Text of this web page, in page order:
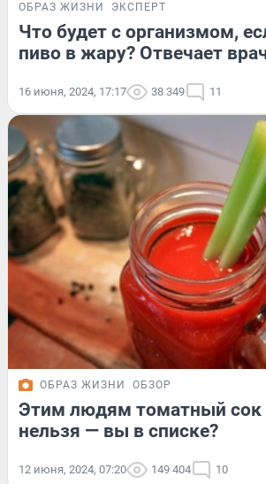
ОБРАЗ ЖИЗНИ ЭКСПЕРТ
Что будет с организмом,
пиво в жару? Отвечает
16 июня, 2024, 17:17 38 349 11
ОБРАЗ ЖИЗНИ ОБЗОР
Этим людям томатный сок
нельзя — вы в списке?
12 июня, 2024, 07:20 149 404 10